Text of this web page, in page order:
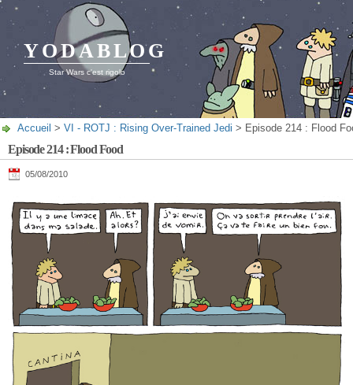
YODABLOG
Star Wars c'est rigolo
Accueil > VI - ROTJ : Rising Over-Trained Jedi > Episode 214 : Flood
Episode 214 : Flood Food
05/08/2010